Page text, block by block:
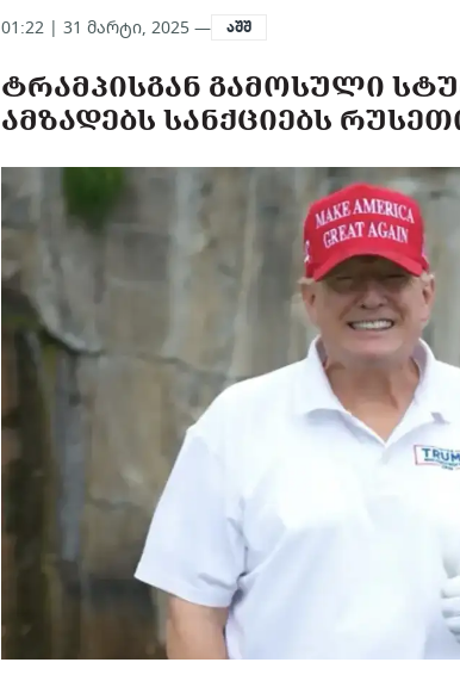
01:22 | 31 მარტი, 2025 — აშშ
ᲢᲠᲐᲛᲞᲘᲡᲒᲐᲜ ᲒᲐᲛᲝᲡᲣᲚᲘ
ᲐᲛᲖᲐᲓᲔᲑᲡ ᲡᲐᲜᲥᲪᲘᲔᲑᲡ